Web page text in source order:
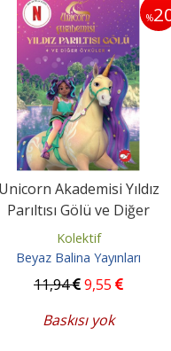
%
Unicorn Akademisi Yıldız
Parıltısı Gölü ve Diğer
Öyküler
Kolektif
Beyaz Balina Yayınları
11,94 9,55
Baskısı yok